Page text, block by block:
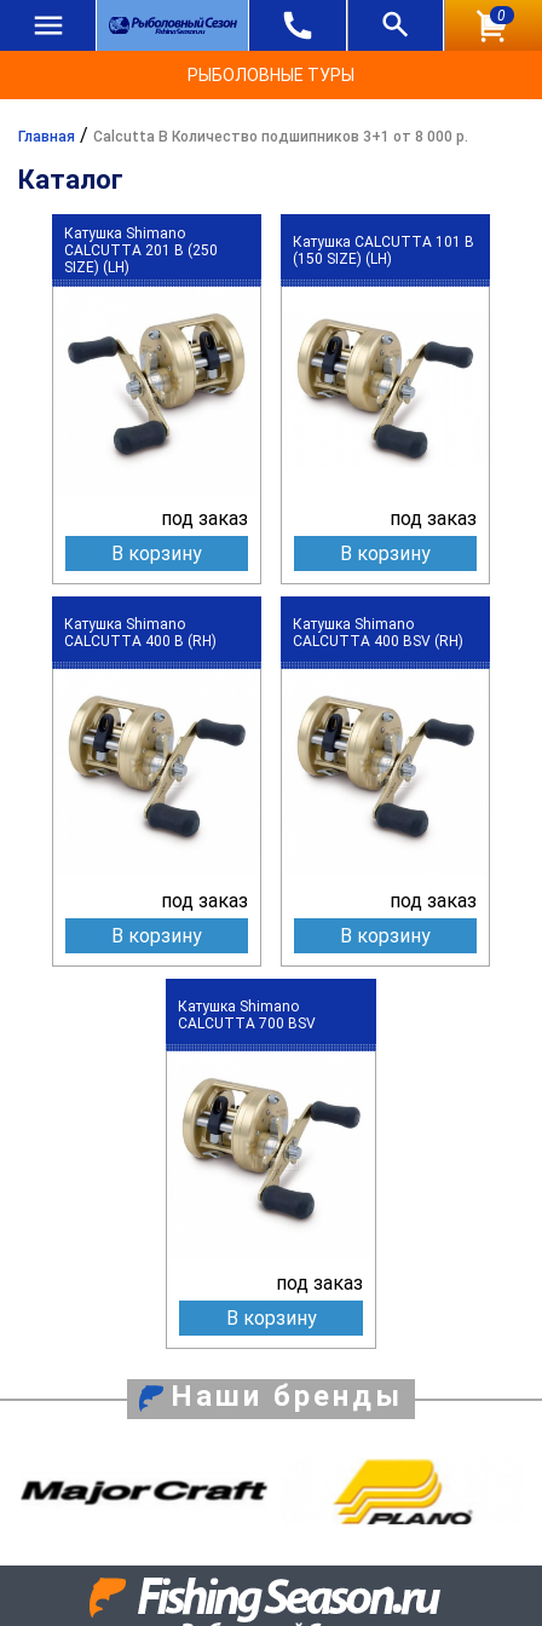
0
РЫБОЛОВНЫЕ ТУРЫ
Главная / Calcutta B Количество подшипников 3+1 от 8 000 р.
Каталог
Катушка Shimano
CALCUTTA 201 B (250
SIZE) (LH)
под заказ
В корзину
Катушка CALCUTTA 101 B
(150 SIZE) (LH)
под заказ
В корзину
Катушка Shimano
CALCUTTA 400 B (RH)
под заказ
В корзину
Катушка Shimano
CALCUTTA 400 BSV (RH)
под заказ
В корзину
Катушка Shimano
CALCUTTA 700 BSV
под заказ
В корзину
Наши бренды